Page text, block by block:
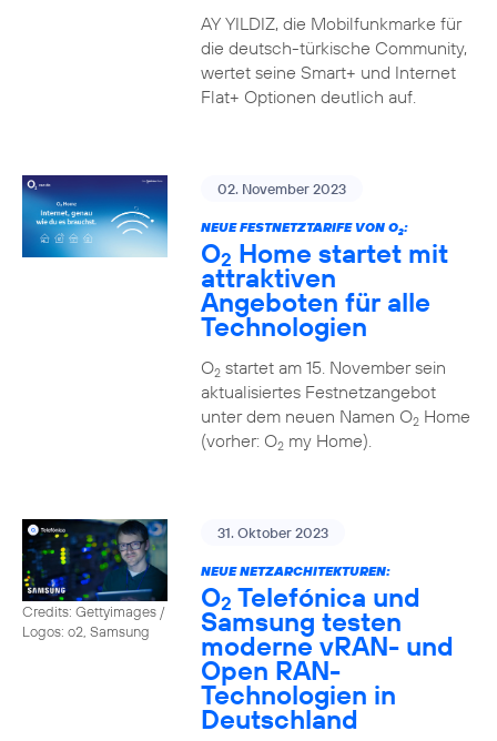
AY YILDIZ, die Mobilfunkmarke für
die deutsch-türkische Community,
wertet seine Smart+ und Internet
Flat+ Optionen deutlich auf.
02. November 2023
NEUE FESTNETZTARIFE VON O2:
O2 Home startet mit
attraktiven
Angeboten für alle
Technologien
O2startet am 15. November sein
aktualisiertes Festnetzangebot
unter dem neuen Namen O2Home
(vorher: O2my Home).
Credits: Gettyimages /
Logos: o2, Samsung
31. Oktober 2023
NEUE NETZARCHITEKTUREN:
O2 Telefónica und
Samsung testen
moderne vRAN- und
Open RAN-
Technologien in
Deutschland